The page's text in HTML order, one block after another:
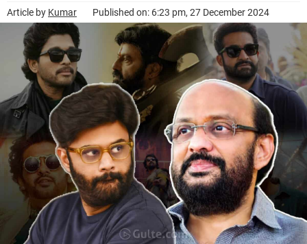
Article by Kumar Published on: 6:23 pm, 27 December 2024